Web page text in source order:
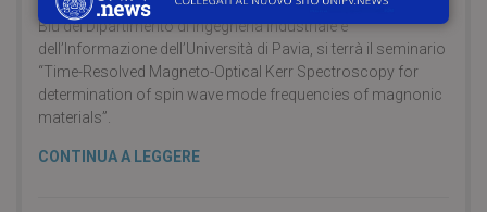
Blu del Dipartimento di Ingegneria Industriale e
dell’Informazione dell’Università di Pavia, si terrà il seminario
“Time-Resolved Magneto-Optical Kerr Spectroscopy for
determination of spin wave mode frequencies of magnonic
materials”.
CONTINUA A LEGGERE